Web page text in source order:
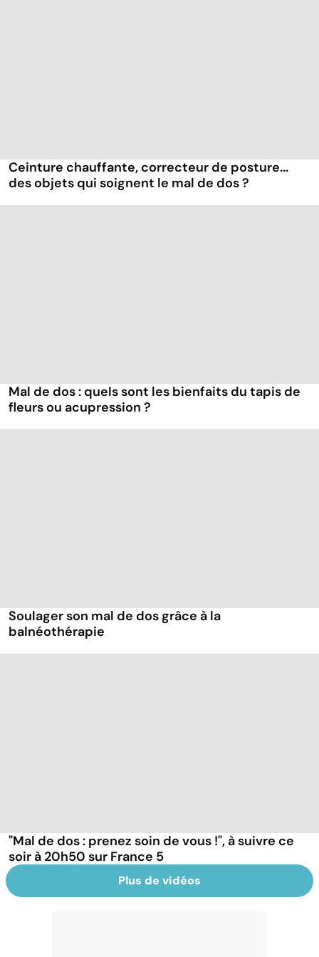
Ceinture chauffante, correcteur de posture...
des objets qui soignent le mal de dos ?
Mal de dos : quels sont les bienfaits du tapis de
fleurs ou acupression ?
Soulager son mal de dos grâce à la
balnéothérapie
"Mal de dos : prenez soin de vous !", à suivre ce
soir à 20h50 sur France 5
Plus de vidéos